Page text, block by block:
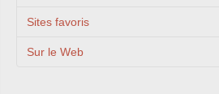
Sites favoris
Sur le Web